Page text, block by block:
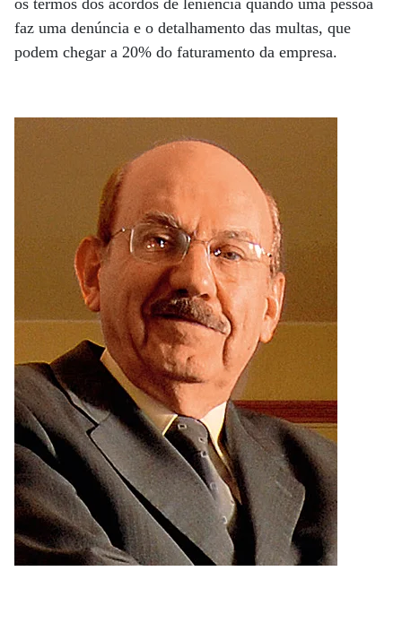
faz uma denúncia e o detalhamento das multas, que
podem chegar a 20% do faturamento da empresa.